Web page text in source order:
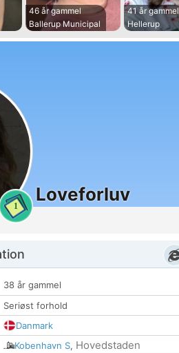
46 år gammel
Ballerup Municipal
41 år gammel
Hellerup
1
Loveforluv
38 år gammel
Seriøst forhold
Danmark
Kobenhavn S, Hovedstaden